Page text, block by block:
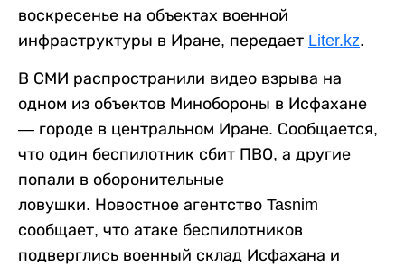
воскресенье на объектах военной
инфраструктуры в Иране, передает Liter.kz.
В СМИ распространили видео взрыва на
одном из объектов Минобороны в Исфахане
— городе в центральном Иране. Сообщается,
что один беспилотник сбит ПВО, а другие
попали в оборонительные
ловушки. Новостное агентство Tasnim
сообщает, что атаке беспилотников
подверглись военный склад Исфахана и